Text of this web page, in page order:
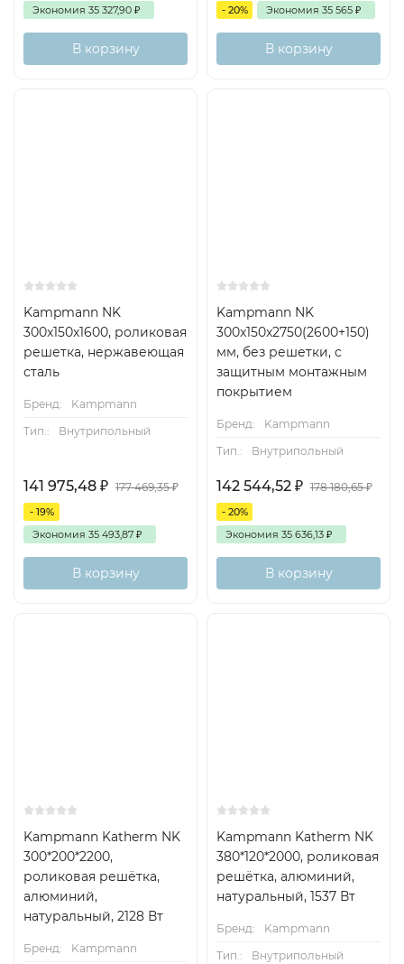
Экономия 35 327,90 ₽
В корзину
- 20% Экономия 35 565 ₽
В корзину
Kampmann NK
300x150x1600, роликовая
решетка, нержавеющая
сталь
Бренд:
Kampmann
Тип.:
Внутрипольный
141 975,48 ₽ 177 469,35₽
- 19%
Экономия 35 493,87 ₽
В корзину
Kampmann NK
300x150x2750(2600+150)
мм, без решетки, с
защитным монтажным
покрытием
Бренд:
Kampmann
Тип.:
Внутрипольный
142 544,52 ₽ 178 180,65₽
- 20%
Экономия 35 636,13 ₽
В корзину
Kampmann Katherm NK
300*200*2200,
роликовая решётка,
алюминий,
натуральный, 2128 Вт
Бренд:
Kampmann
Kampmann Katherm NK
380*120*2000, роликовая
решётка, алюминий,
натуральный, 1537 Вт
Бренд:
Kampmann
Тип.:
Внутрипольный